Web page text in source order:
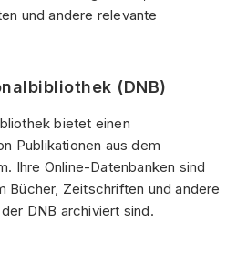
und andere relevante
(DNB)
bietet einen
Publikationen aus dem
Ihre Online-Datenbanken sind
Bücher, Zeitschriften und andere
DNB archiviert sind.